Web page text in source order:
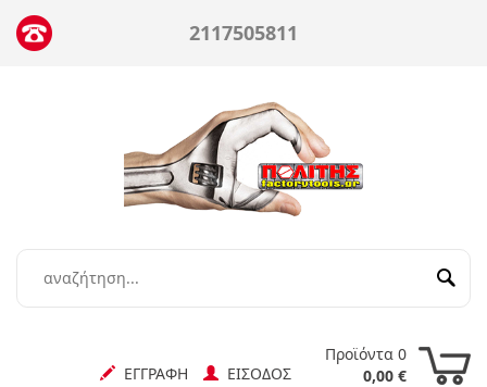
2117505811
Προϊόντα 0
0,00 €
ΕΓΓΡΑΦΗ ΕΙΣΟΔΟΣ